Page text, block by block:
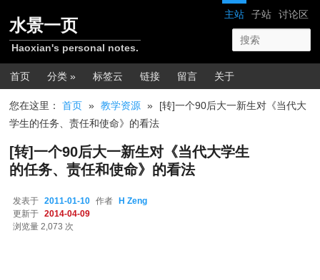
网站导航
主站 子站 讨论区
水景一页
Haoxian's personal notes.
主菜单
首页 分类 » 标签云 链接 留言 关于
您在这里：首页 » 教学资源 »
[转]一个90后大一新生对《当代大
学生的任务、责任和使命》的看法
[转]一个90后大一新生对《当代大学生
的任务、责任和使命》的看法
发表于 2011-01-10 作者
H Zeng
更新于
2014-04-09
浏览量 2,073 次